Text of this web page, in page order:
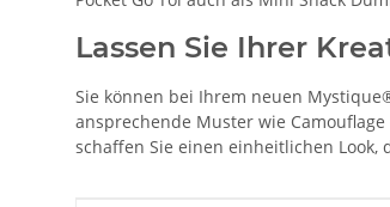
Lassen Sie Ihrer
Sie können bei Ihrem neuen
ansprechende Muster wie
schaffen Sie einen einheitlichen Look,